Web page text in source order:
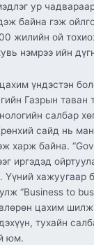
ур
байна гэж
жилийн ой
нэмрээ ийн
үндэстэн
Газрын таван
салбар
сайд нь
харж байна.
иргэдэд
хажуугаар
“Business to
цахим
тухайн
юм.